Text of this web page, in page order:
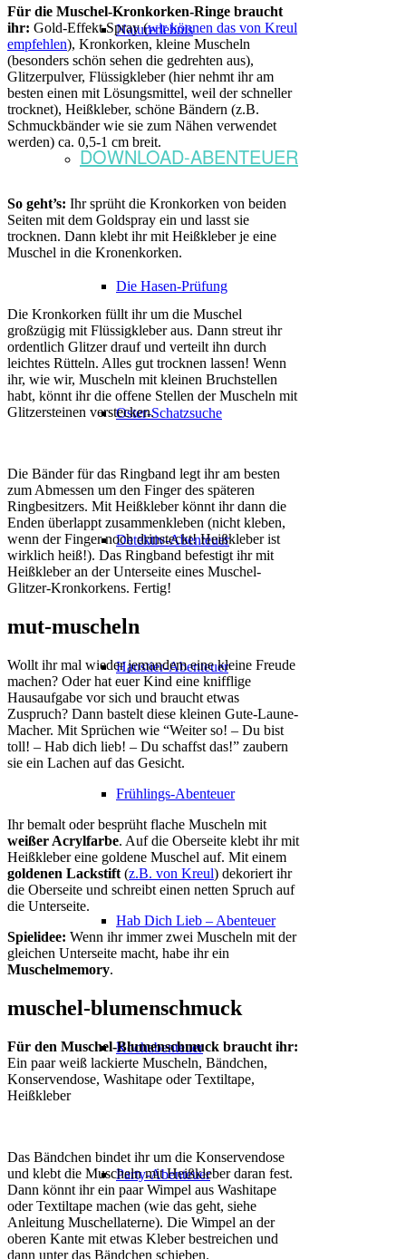
Naturerlebnis
DOWNLOAD-ABENTEUER
Die Hasen-Prüfung
Oster-Schatzsuche
Detektiv-Abenteuer
Haustier-Abenteuer
Frühlings-Abenteuer
Hab Dich Lieb – Abenteuer
Kochabenteuer
Party-Abenteuer
Für die Muschel-Kronkorken-Ringe braucht
ihr: Gold-Effekt Spray (wir können das von Kreul
empfehlen), Kronkorken, kleine Muscheln
(besonders schön sehen die gedrehten aus),
Glitzerpulver, Flüssigkleber (hier nehmt ihr am
besten einen mit Lösungsmittel, weil der schneller
trocknet), Heißkleber, schöne Bändern (z.B.
Schmuckbänder wie sie zum Nähen verwendet
werden) ca. 0,5-1 cm breit.
So geht’s: Ihr sprüht die Kronkorken von beiden
Seiten mit dem Goldspray ein und lasst sie
trocknen. Dann klebt ihr mit Heißkleber je eine
Muschel in die Kronenkorken.
Die Kronkorken füllt ihr um die Muschel
großzügig mit Flüssigkleber aus. Dann streut ihr
ordentlich Glitzer drauf und verteilt ihn durch
leichtes Rütteln. Alles gut trocknen lassen! Wenn
ihr, wie wir, Muscheln mit kleinen Bruchstellen
habt, könnt ihr die offene Stellen der Muscheln mit
Glitzersteinen verstecken.
Die Bänder für das Ringband legt ihr am besten
zum Abmessen um den Finger des späteren
Ringbesitzers. Mit Heißkleber könnt ihr dann die
Enden überlappt zusammenkleben (nicht kleben,
wenn der Finger noch drinsteckt! Heißkleber ist
wirklich heiß!). Das Ringband befestigt ihr mit
Heißkleber an der Unterseite eines Muschel-
Glitzer-Kronkorkens. Fertig!
mut-muscheln
Wollt ihr mal wieder jemandem eine kleine Freude
machen? Oder hat euer Kind eine knifflige
Hausaufgabe vor sich und braucht etwas
Zuspruch? Dann bastelt diese kleinen Gute-Laune-
Macher. Mit Sprüchen wie “Weiter so! – Du bist
toll! – Hab dich lieb! – Du schaffst das!” zaubern
sie ein Lachen auf das Gesicht.
Ihr bemalt oder besprüht flache Muscheln mit
weißer Acrylfarbe. Auf die Oberseite klebt ihr mit
Heißkleber eine goldene Muschel auf. Mit einem
goldenen Lackstift (z.B. von Kreul) dekoriert ihr
die Oberseite und schreibt einen netten Spruch auf
die Unterseite.
Spielidee: Wenn ihr immer zwei Muscheln mit der
gleichen Unterseite macht, habe ihr ein
Muschelmemory.
muschel-blumenschmuck
Für den Muschel-Blumenschmuck braucht ihr:
Ein paar weiß lackierte Muscheln, Bändchen,
Konservendose, Washitape oder Textiltape,
Heißkleber
Das Bändchen bindet ihr um die Konservendose
und klebt die Muscheln mit Heißkleber daran fest.
Dann könnt ihr ein paar Wimpel aus Washitape
oder Textiltape machen (wie das geht, siehe
Anleitung Muschellaterne). Die Wimpel an der
oberen Kante mit etwas Kleber bestreichen und
dann unter das Bändchen schieben.